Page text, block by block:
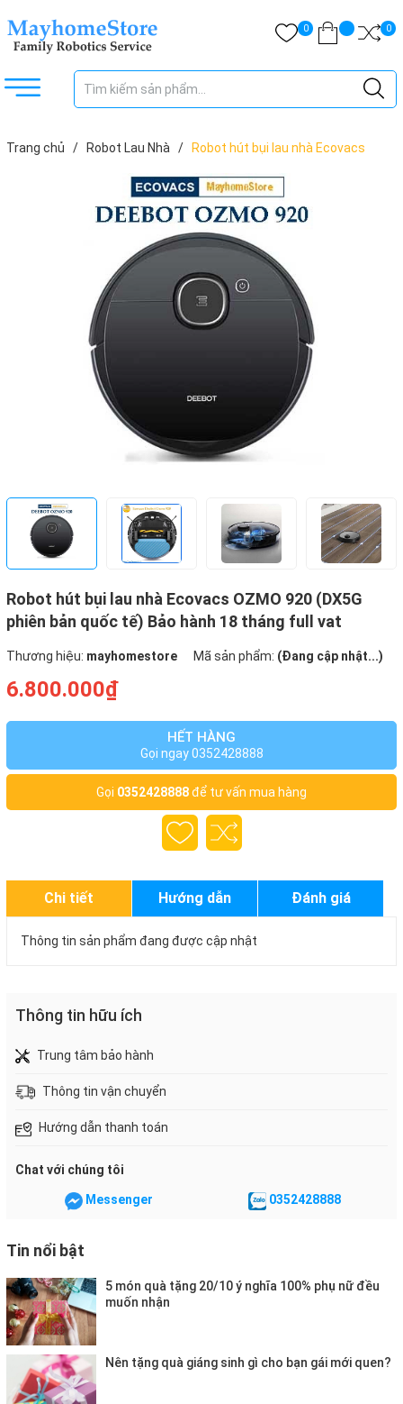
0 0
Trang chủ / Robot Lau Nhà /
Robot hút bụi lau nhà Ecovacs
Robot hút bụi lau nhà Ecovacs OZMO 920 (DX5G
phiên bản quốc tế) Bảo hành 18 tháng full vat
Thương hiệu: mayhomestore Mã sản phẩm: (Đang cập nhật...)
6.800.000₫
HẾT HÀNG
Gọi ngay 0352428888
Gọi 0352428888để tư vấn mua hàng
Chi tiết Hướng dẫn Đánh giá
Thông tin sản phẩm đang được cập nhật
Thông tin hữu ích
Trung tâm bảo hành
Thông tin vận chuyển
Hướng dẫn thanh toán
Chat với chúng tôi
Messenger 0352428888
Tin nổi bật
5 món quà tặng 20/10 ý nghĩa 100% phụ nữ đều
muốn nhận
Nên tặng quà giáng sinh gì cho bạn gái mới quen?